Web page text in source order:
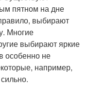
пятном на дне
выбирают
Многие
выбирают яркие
особенно не
например,